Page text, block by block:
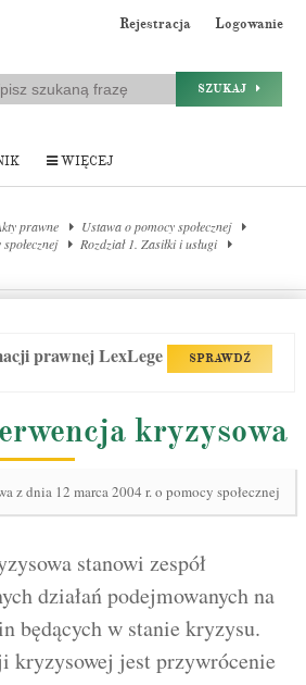
Rejestracja Logowanie
SZUKAJ
WIĘCEJ
prawne
Ustawa o pomocy społecznej
Rozdział 1. Zasiłki i usługi
prawnej LexLege SPRAWDŹ
kryzysowa
z dnia 12 marca 2004 r. o pomocy społecznej
stanowi zespół
działań podejmowanych na
będących w stanie kryzysu.
kryzysowej jest przywrócenie